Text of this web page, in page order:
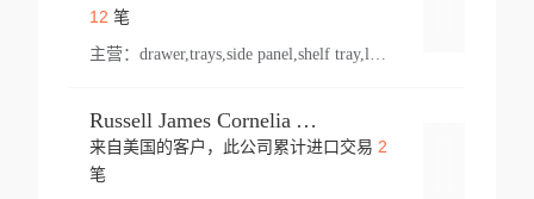
12 笔
主营：
Russell James Cornelia Arlington Va
来自美国的客户，此公司累计进口交易 2
笔